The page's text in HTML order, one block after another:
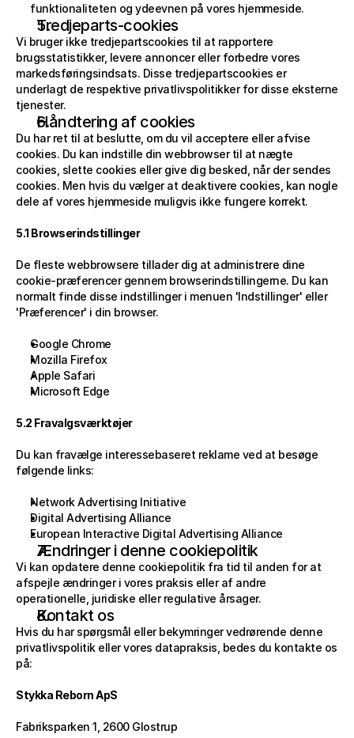
funktionaliteten og ydeevnen på vores hjemmeside.
Tredjeparts-cookies
Vi bruger ikke tredjepartscookies til at rapportere
brugsstatistikker, levere annoncer eller forbedre vores
markedsføringsindsats. Disse tredjepartscookies er
underlagt de respektive privatlivspolitikker for disse eksterne
tjenester.
Håndtering af cookies
Du har ret til at beslutte, om du vil acceptere eller afvise
cookies. Du kan indstille din webbrowser til at nægte
cookies, slette cookies eller give dig besked, når der sendes
cookies. Men hvis du vælger at deaktivere cookies, kan nogle
dele af vores hjemmeside muligvis ikke fungere korrekt.
5.1 Browserindstillinger
De fleste webbrowsere tillader dig at administrere dine
cookie-præferencer gennem browserindstillingerne. Du kan
normalt finde disse indstillinger i menuen 'Indstillinger' eller
'Præferencer' i din browser.
Google Chrome
Mozilla Firefox
Apple Safari
Microsoft Edge
5.2 Fravalgsværktøjer
Du kan fravælge interessebaseret reklame ved at besøge
følgende links:
Network Advertising Initiative
Digital Advertising Alliance
European Interactive Digital Advertising Alliance
Ændringer i denne cookiepolitik
Vi kan opdatere denne cookiepolitik fra tid til anden for at
afspejle ændringer i vores praksis eller af andre
operationelle, juridiske eller regulative årsager.
Kontakt os
Hvis du har spørgsmål eller bekymringer vedrørende denne
privatlivspolitik eller vores datapraksis, bedes du kontakte os
på:
Stykka Reborn ApS
Fabriksparken 1, 2600 Glostrup